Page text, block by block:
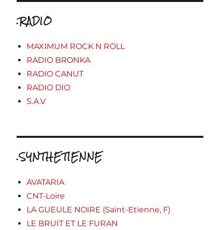
.RADIO
MAXIMUM ROCK N ROLL
RADIO BRONKA
RADIO CANUT
RADIO DIO
S.A.V
.SYNTHETIENNE
AVATARIA
CNT-Loire
LA GUEULE NOIRE (Saint-Etienne, F)
LE BRUIT ET LE FURAN